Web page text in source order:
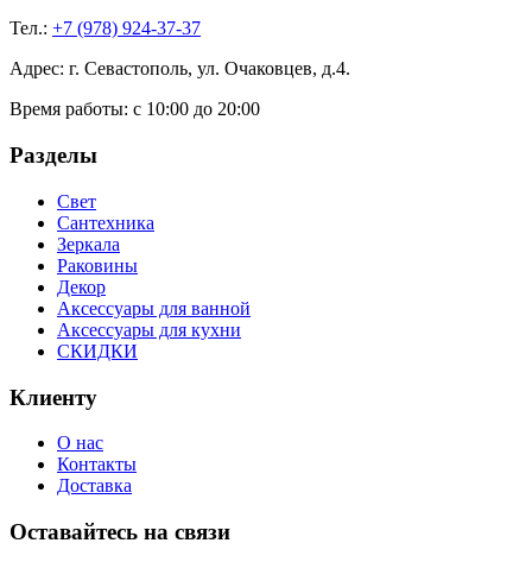
Тел.: +7 (978) 924-37-37
Адрес: г. Севастополь, ул. Очаковцев, д.4.
Время работы: с 10:00 до 20:00
Разделы
Свет
Сантехника
Зеркала
Раковины
Декор
Аксессуары для ванной
Аксессуары для кухни
СКИДКИ
Клиенту
О нас
Контакты
Доставка
Оставайтесь на связи